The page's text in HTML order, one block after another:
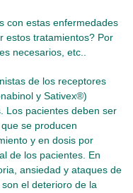
con estas enfermedades
estos tratamientos? Por
necesarios, etc..
de los receptores
y Sativex®)
Los pacientes deben ser
se producen
y en dosis por
de los pacientes. En
ansiedad y ataques de
el deterioro de la